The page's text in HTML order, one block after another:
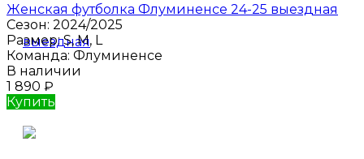
Женская футболка Флуминенсе 24-25 выездная
Сезон: 2024/2025
Размер:S, M, L
Команда: Флуминенсе
В наличии
1 890 ₽
Купить